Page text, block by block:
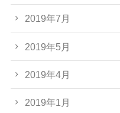
2019年7月
2019年5月
2019年4月
2019年1月